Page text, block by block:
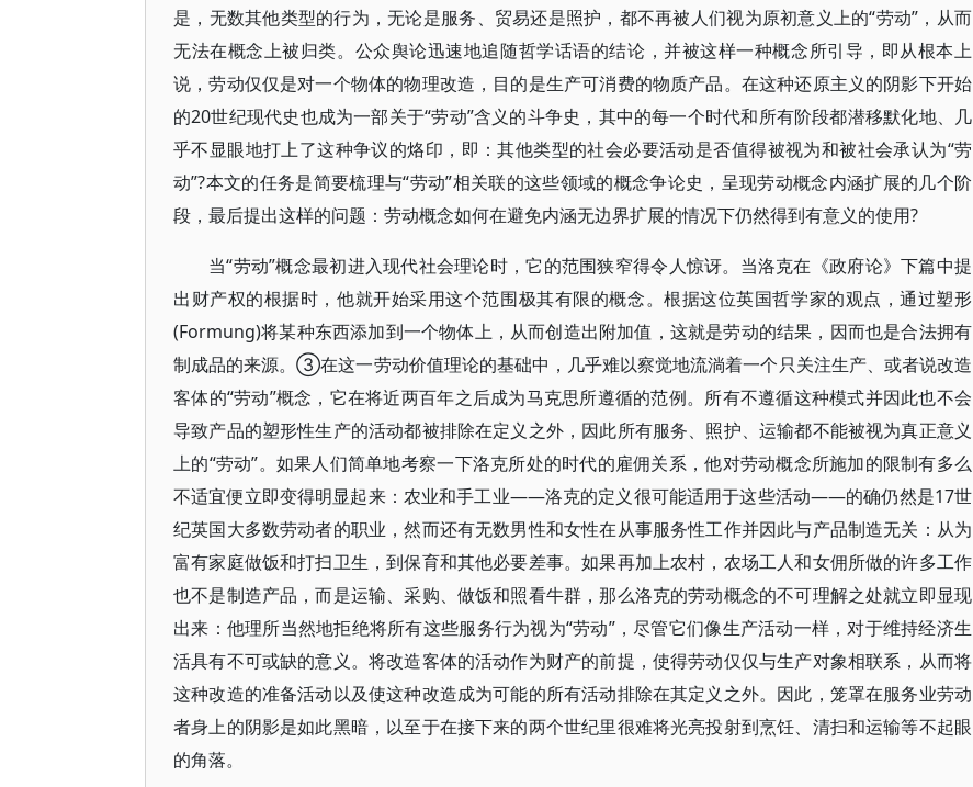
是，无数其他类型的行为，无论是服务、贸易还是照护，都不再被人们视为原初意义上的“劳动”，从而
无法在概念上被归类。公众舆论迅速地追随哲学话语的结论，并被这样一种概念所引导，即从根本上
说，劳动仅仅是对一个物体的物理改造，目的是生产可消费的物质产品。在这种还原主义的阴影下开始
的20世纪现代史也成为一部关于“劳动”含义的斗争史，其中的每一个时代和所有阶段都潜移默化地、几
乎不显眼地打上了这种争议的烙印，即：其他类型的社会必要活动是否值得被视为和被社会承认为“劳
动”?本文的任务是简要梳理与“劳动”相关联的这些领域的概念争论史，呈现劳动概念内涵扩展的几个阶
段，最后提出这样的问题：劳动概念如何在避免内涵无边界扩展的情况下仍然得到有意义的使用?
当“劳动”概念最初进入现代社会理论时，它的范围狭窄得令人惊讶。当洛克在《政府论》下篇中提
出财产权的根据时，他就开始采用这个范围极其有限的概念。根据这位英国哲学家的观点，通过塑形
(Formung)将某种东西添加到一个物体上，从而创造出附加值，这就是劳动的结果，因而也是合法拥有
制成品的来源。③在这一劳动价值理论的基础中，几乎难以察觉地流淌着一个只关注生产、或者说改造
客体的“劳动”概念，它在将近两百年之后成为马克思所遵循的范例。所有不遵循这种模式并因此也不会
导致产品的塑形性生产的活动都被排除在定义之外，因此所有服务、照护、运输都不能被视为真正意义
上的“劳动”。如果人们简单地考察一下洛克所处的时代的雇佣关系，他对劳动概念所施加的限制有多么
不适宜便立即变得明显起来：农业和手工业——洛克的定义很可能适用于这些活动——的确仍然是17世
纪英国大多数劳动者的职业，然而还有无数男性和女性在从事服务性工作并因此与产品制造无关：从为
富有家庭做饭和打扫卫生，到保育和其他必要差事。如果再加上农村，农场工人和女佣所做的许多工作
也不是制造产品，而是运输、采购、做饭和照看牛群，那么洛克的劳动概念的不可理解之处就立即显现
出来：他理所当然地拒绝将所有这些服务行为视为“劳动”，尽管它们像生产活动一样，对于维持经济生
活具有不可或缺的意义。将改造客体的活动作为财产的前提，使得劳动仅仅与生产对象相联系，从而将
这种改造的准备活动以及使这种改造成为可能的所有活动排除在其定义之外。因此，笼罩在服务业劳动
者身上的阴影是如此黑暗，以至于在接下来的两个世纪里很难将光亮投射到烹饪、清扫和运输等不起眼
的角落。